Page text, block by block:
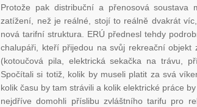
Protože pak distribuční a přenosová
zatížení, než je reálné, stojí to reálně dvakrát
nová tarifní struktura. ERÚ přednesl tehdy
chalupáři, kteří přijedou na svůj rekreační objekt
(kotoučová pila, elektrická sekačka na trávu,
Spočítali si totiž, kolik by museli platit za svá
kolik času by tam strávili a kolik elektrické práce
nejdříve domohli příslibu zvláštního tarifu pro